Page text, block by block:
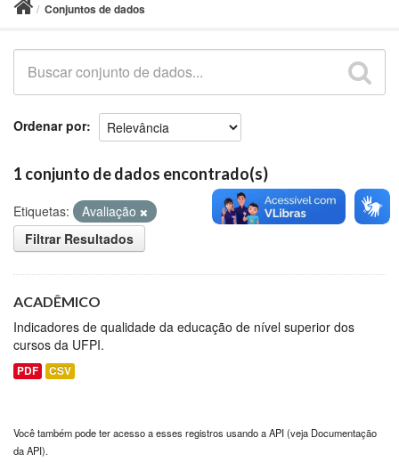
no
Conjuntos de dados
Ordenar por
1 conjunto de dados encontrado(s)
Etiquetas:
Avaliação
Filtrar Resultados
ACADÊMICO
Indicadores de qualidade da educação de nível superior dos
cursos da UFPI.
PDF CSV
Você também pode ter acesso a esses registros usando aAPI(veja Documentação
da API).